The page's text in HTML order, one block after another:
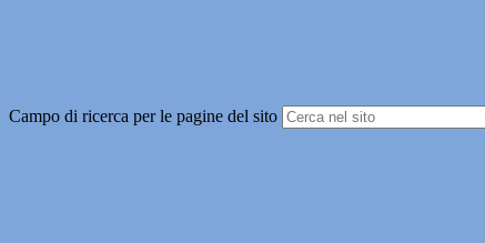
Campo di ricerca per le pagine del sito